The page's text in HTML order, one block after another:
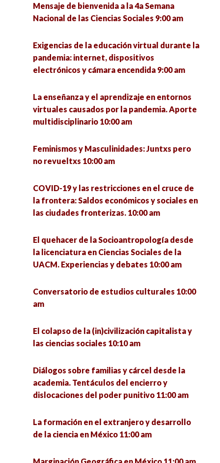
Mensaje de bienvenida a la 4a Semana
Nacional de las Ciencias Sociales 9:00 am
Exigencias de la educación virtual durante la
pandemia: internet, dispositivos
electrónicos y cámara encendida 9:00 am
La enseñanza y el aprendizaje en entornos
virtuales causados por la pandemia. Aporte
multidisciplinario 10:00 am
Feminismos y Masculinidades: Juntxs pero
no revueltxs 10:00 am
COVID-19 y las restricciones en el cruce de
la frontera: Saldos económicos y sociales en
las ciudades fronterizas. 10:00 am
El quehacer de la Socioantropología desde
la licenciatura en Ciencias Sociales de la
UACM. Experiencias y debates 10:00 am
Conversatorio de estudios culturales 10:00
am
El colapso de la (in)civilización capitalista y
las ciencias sociales 10:10 am
Diálogos sobre familias y cárcel desde la
academia. Tentáculos del encierro y
dislocaciones del poder punitivo 11:00 am
La formación en el extranjero y desarrollo
de la ciencia en México 11:00 am